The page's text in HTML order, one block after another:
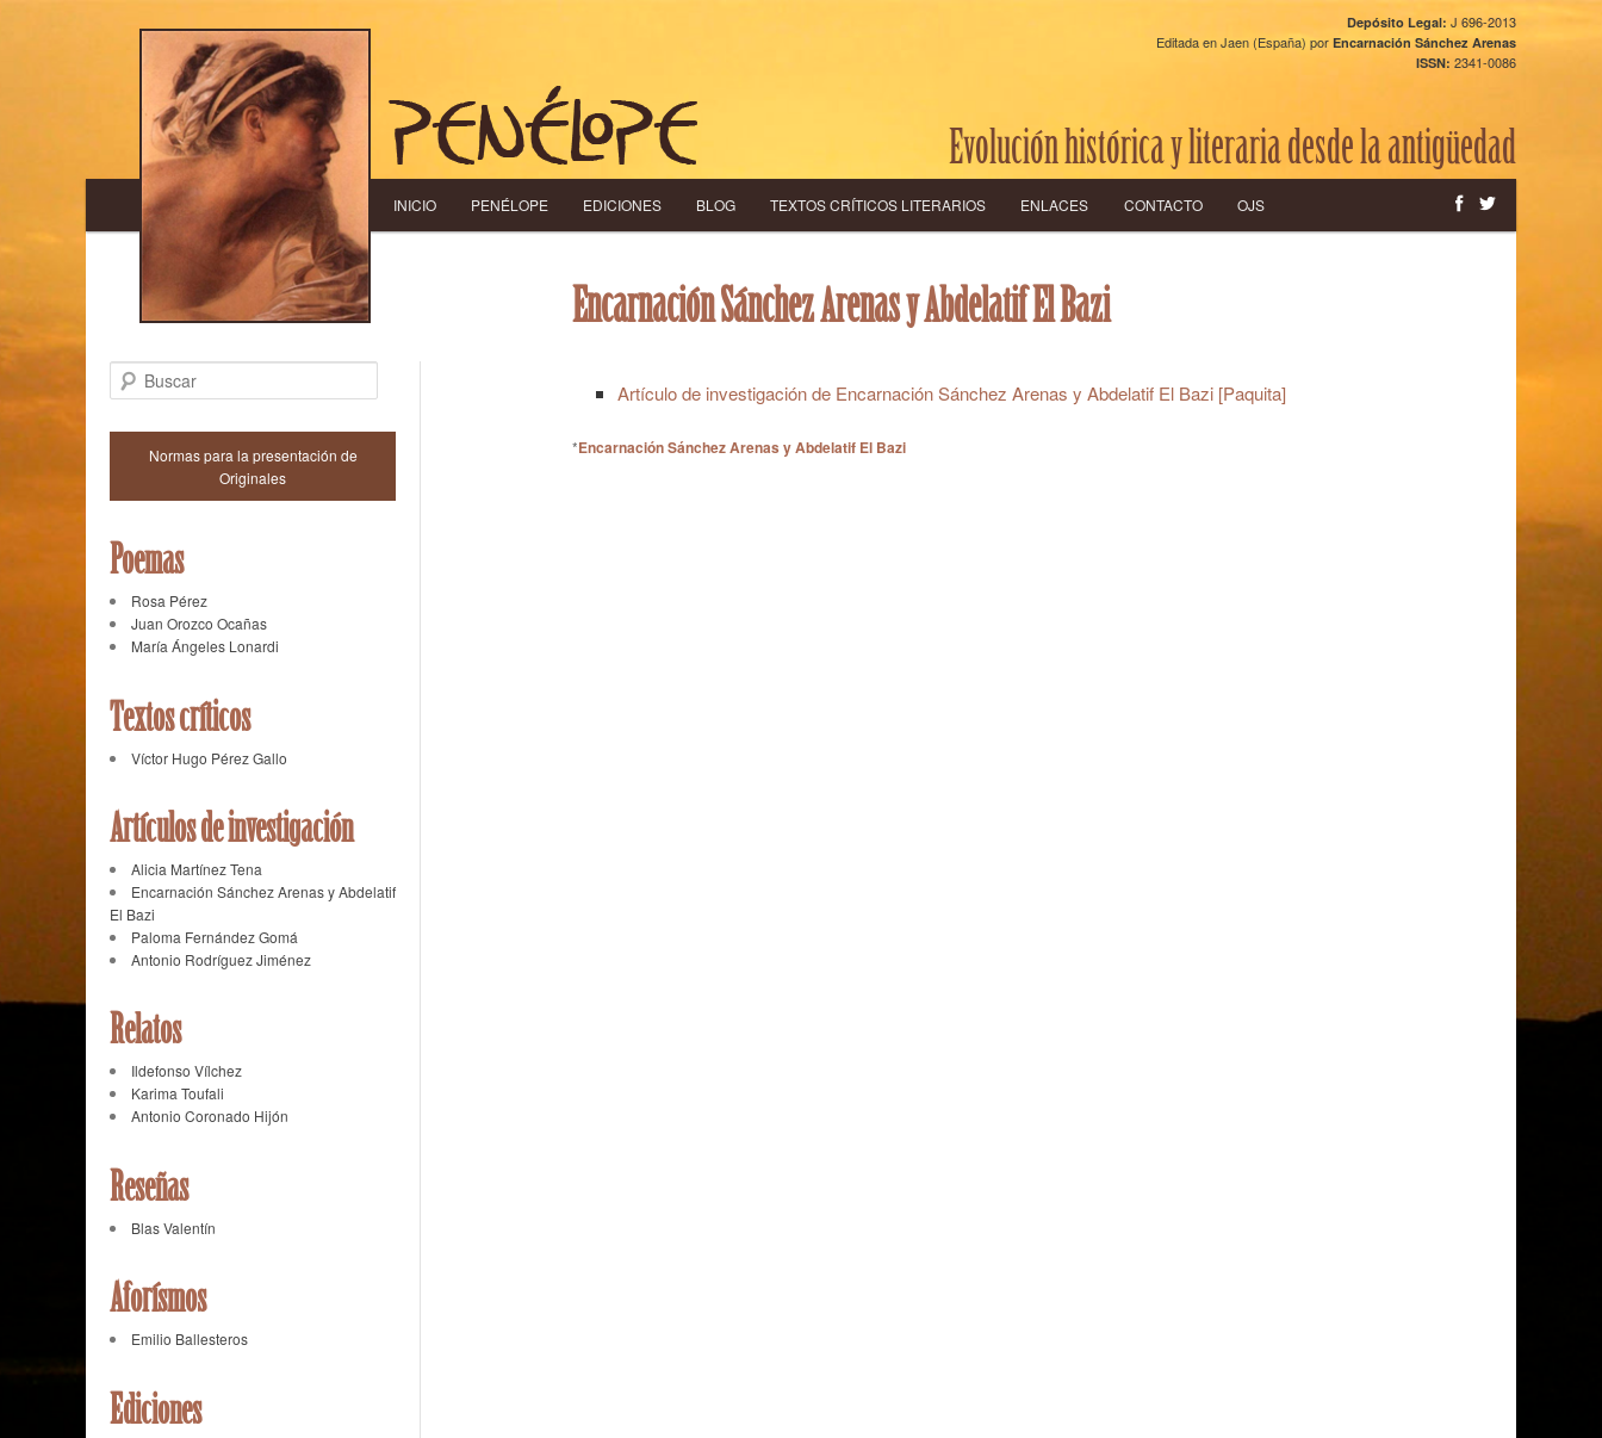
Evolución histórica y literaria desde la antigüedad
Depósito Legal: J 696-2013
Editada en Jaen (España) por Encarnación Sánchez Arenas
ISSN: 2341-0086
Menú principal IR AL CONTENIDO PRINCIPAL
IR AL CONTENIDO SECUNDARIO
INICIO PENÉLOPE EDICIONES BLOG TEXTOS CRÍTICOS LITERARIOS ENLACES CONTACTO OJS
Encarnación Sánchez Arenas y Abdelatif El Bazi
Artículo de investigación de Encarnación Sánchez Arenas y Abdelatif El Bazi [Paquita]
*Encarnación Sánchez Arenas y Abdelatif El Bazi
Buscar
Normas para la presentación de
Originales
Poemas
Rosa Pérez
Juan Orozco Ocañas
María Ángeles Lonardi
Textos críticos
Víctor Hugo Pérez Gallo
Artículos de investigación
Alicia Martínez Tena
Encarnación Sánchez Arenas y Abdelatif
El Bazi
Paloma Fernández Gomá
Antonio Rodríguez Jiménez
Relatos
Ildefonso Vílchez
Karima Toufali
Antonio Coronado Hijón
Reseñas
Blas Valentín
Aforísmos
Emilio Ballesteros
Ediciones